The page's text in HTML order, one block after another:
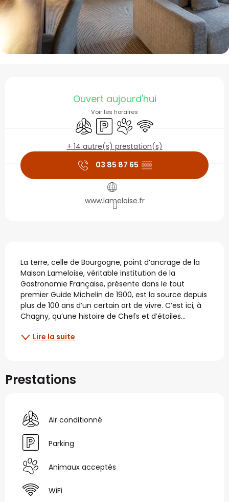
Ouverture et
Ouvert aujourd'hui
Voir les horaires
Air conditionné
ParkingAnimaux acceptés
WiFi
+ 14 autre(s) prestation(s)
03 85 87 65 ▒▒
www.lameloise.fr
Description
La terre, celle de Bourgogne, point d’ancrage de la
Maison Lameloise, véritable institution de la
Gastronomie Française, présente dans le tout
premier Guide Michelin de 1900, est la source depuis
plus de 100 ans d’un certain art de vivre. C’est ici, à
Chagny, qu’une histoire de Chefs et d’étoiles...
Lire la suite
Prestations
Air conditionné
Parking
Animaux acceptés
WiFi